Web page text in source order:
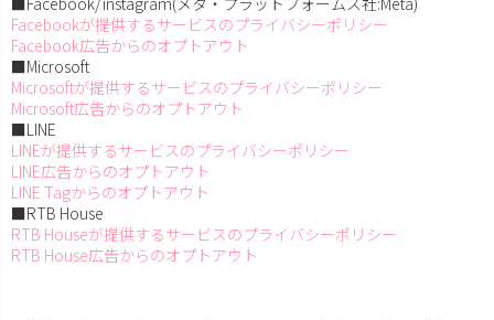
Facebookが提供するサービスのプライバシーポリシー
Facebook広告からのオプトアウト
■Microsoft
Microsoftが提供するサービスのプライバシーポリシー
Microsoft広告からのオプトアウト
■LINE
LINEが提供するサービスのプライバシーポリシー
LINE広告からのオプトアウト
LINE Tagからのオプトアウト
■RTB House
RTB Houseが提供するサービスのプライバシーポリシー
RTB House広告からのオプトアウト